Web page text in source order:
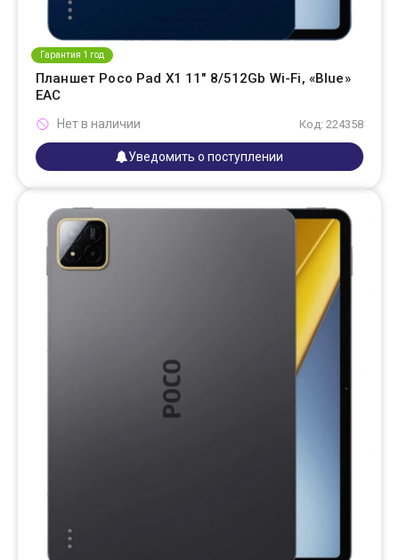
Гарантия 1 год
Планшет Poco Pad X1 11" 8/512Gb Wi-Fi, «Blue»
EAC
Код: 224358
Нет в наличии
Уведомить о поступлении